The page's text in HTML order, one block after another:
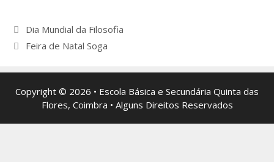
Navegação
de
Dia Mundial da Filosofia
Feira de Natal Soga
Copyright © 2026 • Escola Básica e Secundária Quinta das
Flores, Coimbra • Alguns Direitos Reservados